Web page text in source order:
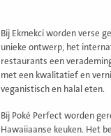
Bij Ekmekci worden verse
unieke ontwerp, het
restaurants een
met een kwalitatief en
veganistisch en halal eten.
Bij Poké Perfect worden
Hawaiiaanse keuken. Het